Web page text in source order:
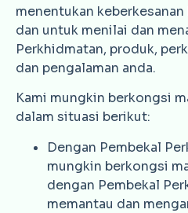
menentukan
dan untuk menilai dan
Perkhidmatan, produk,
dan pengalaman anda.
Kami mungkin berkongsi
dalam situasi berikut:
Dengan Pembekal
mungkin berkongsi
dengan Pembekal
memantau dan